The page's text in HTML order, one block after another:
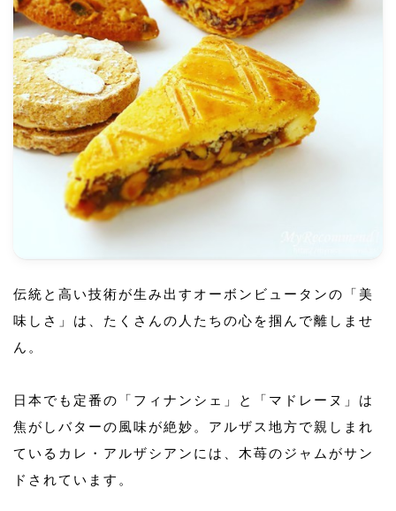
伝統と高い技術が生み出すオーボンビュータンの「美
味しさ」は、たくさんの人たちの心を掴んで離しませ
ん。
日本でも定番の「フィナンシェ」と「マドレーヌ」は
焦がしバターの風味が絶妙。アルザス地方で親しまれ
ているカレ・アルザシアンには、木苺のジャムがサン
ドされています。